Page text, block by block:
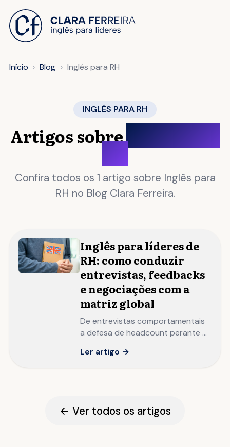
Início Blog Inglês para RH
INGLÊS PARA RH
Artigos sobreInglês para
Confira todos os 1 artigo sobre Inglês para
RH no Blog Clara Ferreira.
Inglês para líderes de
RH: como conduzir
entrevistas, feedbacks
e negociações com a
matriz global
De entrevistas comportamentais
a defesa de headcount perante a
local do People Leader com
Ler artigo →
← Ver todos os artigos